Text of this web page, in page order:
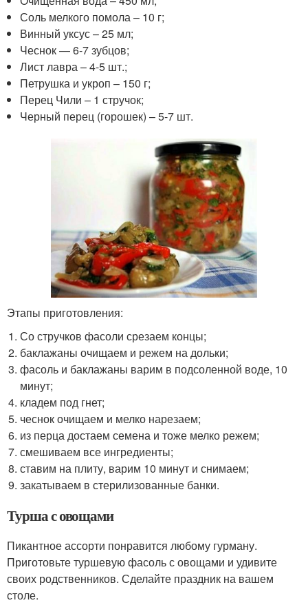
Соль мелкого помола – 10 г;
Винный уксус – 25 мл;
Чеснок — 6-7 зубцов;
Лист лавра – 4-5 шт.;
Петрушка и укроп – 150 г;
Перец Чили – 1 стручок;
Черный перец (горошек) – 5-7 шт.
Этапы приготовления:
Со стручков фасоли срезаем концы;
баклажаны очищаем и режем на дольки;
фасоль и баклажаны варим в подсоленной воде, 10
минут;
кладем под гнет;
чеснок очищаем и мелко нарезаем;
из перца достаем семена и тоже мелко режем;
смешиваем все ингредиенты;
ставим на плиту, варим 10 минут и снимаем;
закатываем в стерилизованные банки.
Турша с овощами
Пикантное ассорти понравится любому гурману.
Приготовьте туршевую фасоль с овощами и удивите
своих родственников. Сделайте праздник на вашем
столе.